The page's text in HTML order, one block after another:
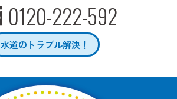
0120-222-592
水道のトラブル解決！